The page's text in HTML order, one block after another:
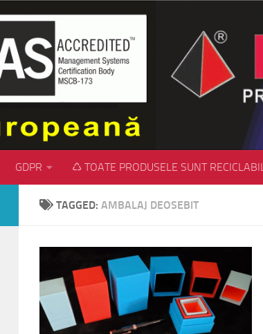
GDPR ♺ TOATE PRODUSELE SUNT
TAGGED: AMBALAJ DEOSEBIT